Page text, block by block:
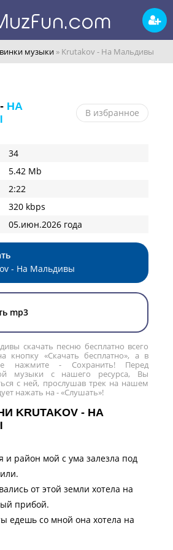
музыки » Krutakov - На Мальдивы
НА
В избранное
34
5.42 Mb
2:22
320 kbps
05.июн.2026 года
- На Мальдивы
mp3
скачать песню бесплатно всего
кнопку «Скачать бесплатно», а в
нажмите - Сохранить! Перед
музыки с нашего ресурса, Вы
с ней, прослушав трек на нашем
нажать на - «Слушать»!
KRUTAKOV - НА
район мой с ума залезла под
от этой земли хотела на
прибой.
едешь со мной она хотела на